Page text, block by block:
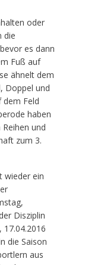
oder
die
es dann
Fuß auf
ähnelt dem
Doppel und
Feld
haben
und
zum 3.
wieder ein
Disziplin
die Saison
aus